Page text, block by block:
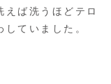
えば洗うほどテロ
ていました。